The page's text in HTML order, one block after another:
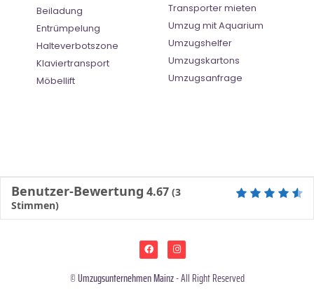
Beiladung
Entrümpelung
Halteverbotszone
Klaviertransport
Möbellift
Transporter mieten
Umzug mit Aquarium
Umzugshelfer
Umzugskartons
Umzugsanfrage
Benutzer-Bewertung 4.67 (3
Stimmen)
©Umzugsunternehmen Mainz- All Right Reserved